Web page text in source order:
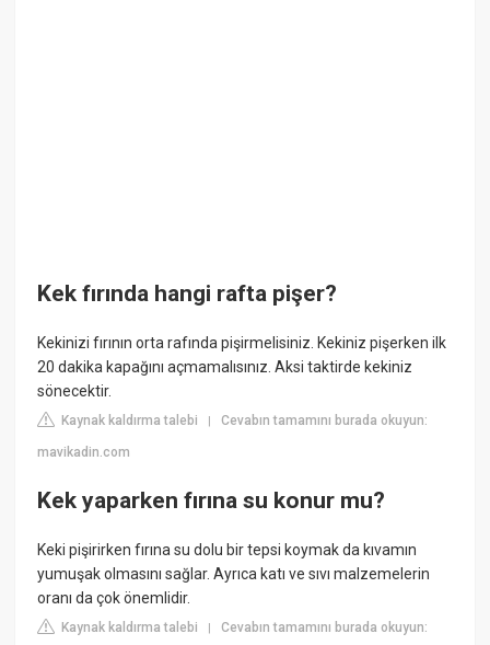
Kek fırında hangi rafta pişer?
Kekinizi fırının orta rafında pişirmelisiniz. Kekiniz pişerken ilk
20 dakika kapağını açmamalısınız. Aksi taktirde kekiniz
sönecektir.
Kaynak kaldırma talebi |Cevabın tamamını burada okuyun:
mavikadin.com
Kek yaparken fırına su konur mu?
Keki pişirirken fırına su dolu bir tepsi koymak da kıvamın
yumuşak olmasını sağlar. Ayrıca katı ve sıvı malzemelerin
oranı da çok önemlidir.
Kaynak kaldırma talebi |Cevabın tamamını burada okuyun: